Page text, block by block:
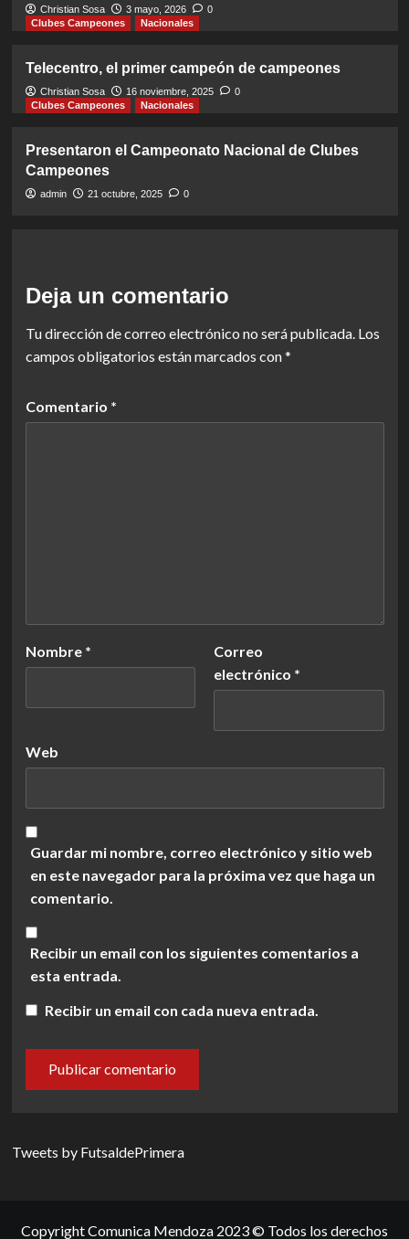
Christian Sosa 3 mayo, 2026
0
Clubes Campeones
Nacionales
Telecentro, el primer campeón de campeones
Christian Sosa 16 noviembre, 2025
0
Clubes Campeones
Nacionales
Presentaron el Campeonato Nacional de Clubes
Campeones
admin 21 octubre, 2025 0
Deja un comentario
Tu dirección de correo electrónico no será publicada. Los
campos obligatorios están marcados con*
Comentario *
Nombre *
Correo
electrónico *
Web
Guardar mi nombre, correo electrónico y sitio web
en este navegador para la próxima vez que haga un
comentario.
Recibir un email con los siguientes comentarios a
esta entrada.
Recibir un email con cada nueva entrada.
Tweets by FutsaldePrimera
Copyright Comunica Mendoza 2023 © Todos los derechos